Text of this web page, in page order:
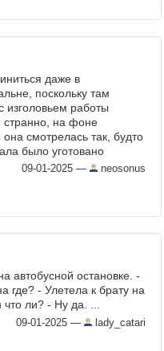
даже в
поскольку там
изголовьем работы
странно, на фоне
смотрелась так, будто
было уготовано
Там же на стене
Бэкона — ...
09-01-2025 — neosonus
автобусной остановке. -
где? - Улетела к брату на
ли? - Ну да. ...
09-01-2025 — lady_catari